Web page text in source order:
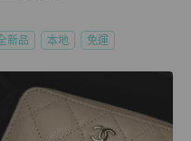
新品 本地 免運